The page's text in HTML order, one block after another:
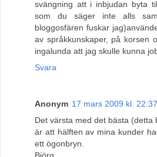
svängning att i inbjudan byta
som du säger inte alls
bloggosfären fuskar
av språkkunskaper, på korsen
ingalunda att jag skulle kunna
Svara
Anonym 17 mars 2009 kl. 22:37
Det värsta med det bästa (detta
är att hälften av mina kunder
ett ögonbryn.
Björg